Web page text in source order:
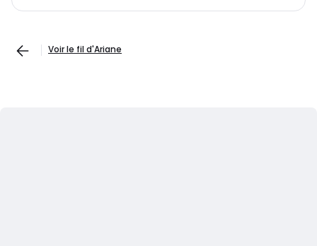
Voir le fil d'Ariane